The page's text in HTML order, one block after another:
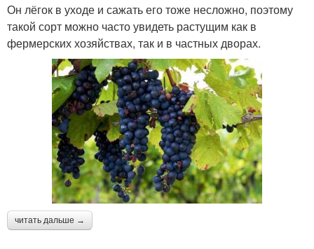
Он лёгок в уходе и сажать его тоже несложно, поэтому
такой сорт можно часто увидеть растущим как в
фермерских хозяйствах, так и в частных дворах.
читать дальше →